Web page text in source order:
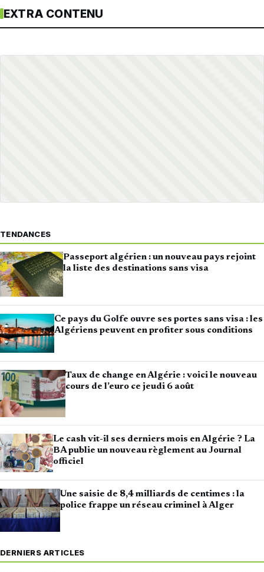
EXTRA CONTENU
TENDANCES
Passeport algérien : un nouveau pays rejoint
la liste des destinations sans visa
Ce pays du Golfe ouvre ses portes sans visa : les
Algériens peuvent en profiter sous conditions
Taux de change en Algérie : voici le nouveau
cours de l’euro ce jeudi 6 août
Le cash vit-il ses derniers mois en Algérie ? La
BA publie un nouveau règlement au Journal
officiel
Une saisie de 8,4 milliards de centimes : la
police frappe un réseau criminel à Alger
DERNIERS ARTICLES